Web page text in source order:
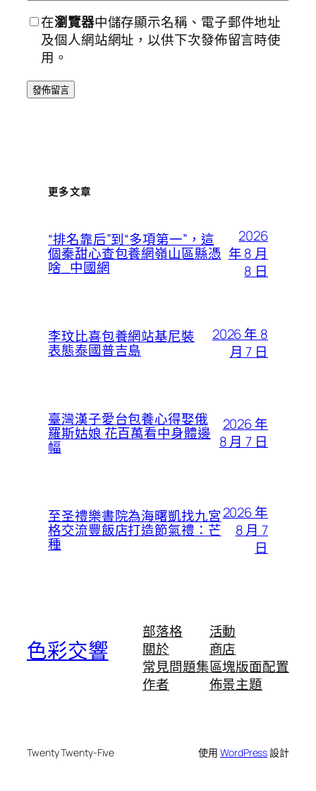
在瀏覽器中儲存顯示名稱、電子郵件地址
及個人網站網址，以供下次發佈留言時使
用。
更多文章
“排名靠后”到“多項第一”，這
個秦甜心查包養網嶺山區縣憑
啥_中國網
2026
年 8 月
8 日
李玟比喜包養網站基尼裝
表態泰國普吉島
2026 年 8
月 7 日
臺灣漢子愛台包養心得娶俄
羅斯姑娘 花百萬看中身體邊
幅
2026 年
8 月 7 日
至圣禮樂書院為海曙凱找九宮
格交流豐飯店打造節氣禮：芒
種
2026 年
8 月 7
日
色彩交響
部落格
關於
常見問題集
作者
活動
商店
區塊版面配置
佈景主題
Twenty Twenty-Five 使用WordPress設計